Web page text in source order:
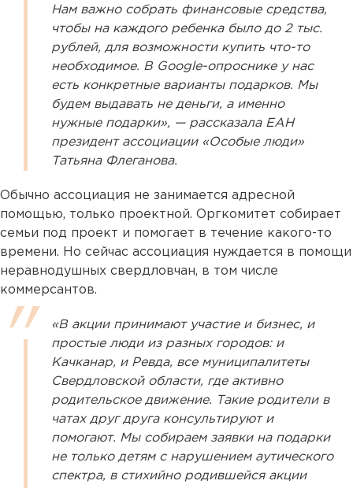
Нам важно собрать финансовые средства,
чтобы на каждого ребенка было до 2 тыс.
рублей, для возможности купить что-то
необходимое. В Google-опроснике у нас
есть конкретные варианты подарков. Мы
будем выдавать не деньги, а именно
нужные подарки», — рассказала ЕАН
президент ассоциации «Особые люди»
Татьяна Флеганова.
Обычно ассоциация не занимается адресной
помощью, только проектной. Оргкомитет собирает
семьи под проект и помогает в течение какого-то
времени. Но сейчас ассоциация нуждается в помощи
неравнодушных свердловчан, в том числе
коммерсантов.
«В акции принимают участие и бизнес, и
простые люди из разных городов: и
Качканар, и Ревда, все муниципалитеты
Свердловской области, где активно
родительское движение. Такие родители в
чатах друг друга консультируют и
помогают. Мы собираем заявки на подарки
не только детям с нарушением аутического
спектра, в стихийно родившейся акции